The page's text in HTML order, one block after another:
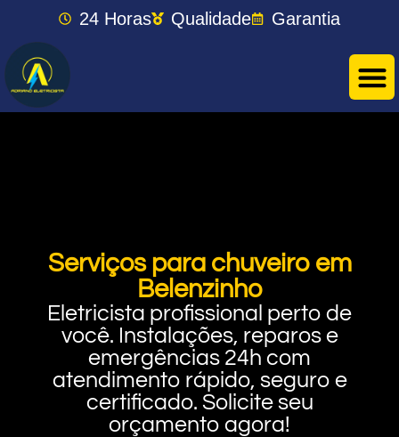
24 Horas Qualidade Garantia
Serviços para chuveiro em
Belenzinho
Eletricista profissional perto de
você. Instalações, reparos e
emergências 24h com
atendimento rápido, seguro e
certificado. Solicite seu
orçamento agora!